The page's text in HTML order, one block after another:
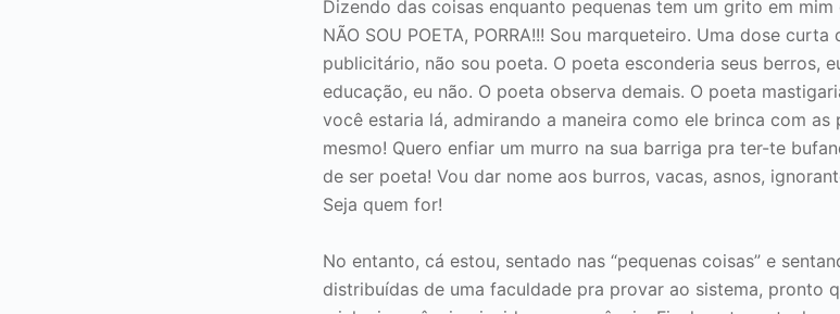
Dizendo das coisas enquanto pequenas tem um grito em
NÃO SOU POETA, PORRA!!! Sou marqueteiro. Uma dose
publicitário, não sou poeta. O poeta esconderia seus berros,
educação, eu não. O poeta observa demais. O poeta
você estaria lá, admirando a maneira como ele brinca com as
mesmo! Quero enfiar um murro na sua barriga pra ter-te
de ser poeta! Vou dar nome aos burros, vacas, asnos,
Seja quem for!
No entanto, cá estou, sentado nas “pequenas coisas” e
distribuídas de uma faculdade pra provar ao sistema, pronto